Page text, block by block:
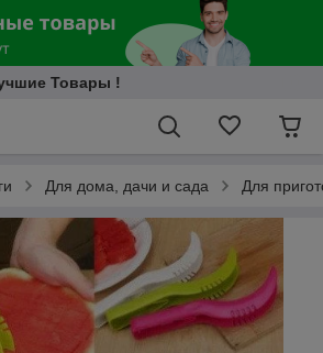
Товары !
Для дома, дачи и сада Для